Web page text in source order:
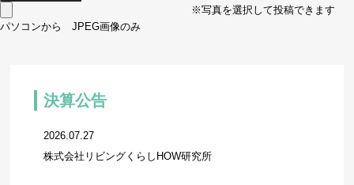
※写真を選択して投稿できます
パソコンから JPEG画像のみ
決算公告
2026.07.27
株式会社リビングくらしHOW研究所